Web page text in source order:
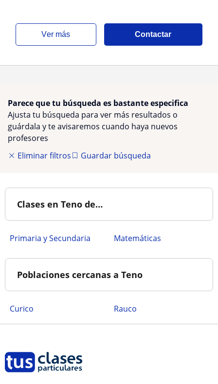
ver más Contactar
Parece que tu búsqueda es bastante especifica
Ajusta tu búsqueda para ver más resultados o
guárdala y te avisaremos cuando haya nuevos
profesores
Eliminar filtros
Guardar búsqueda
Clases en Teno de…
Primaria y Secundaria Matemáticas
Poblaciones cercanas a Teno
Curico Rauco